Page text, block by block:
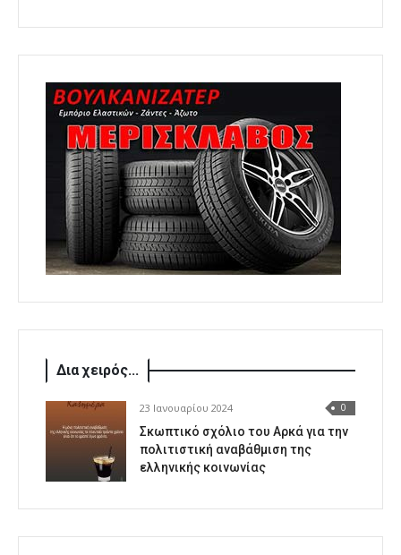
Δια χειρός...
23 Ιανουαρίου 2024 0
Σκωπτικό σχόλιο του Αρκά για την
πολιτιστική αναβάθμιση της
ελληνικής κοινωνίας